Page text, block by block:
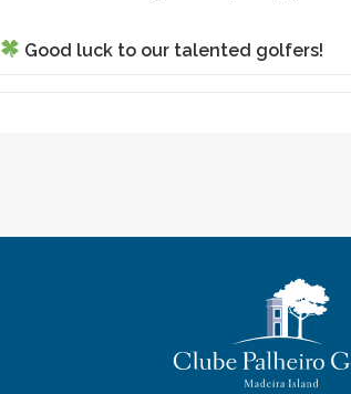
Good luck to our talented golfers!